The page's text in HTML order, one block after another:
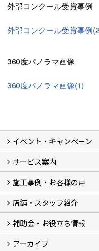
外部コンクール受賞事例
外部コンクール受賞事例
360度パノラマ画像
360度パノラマ画像(1)
イベント・キャンペーン
最新のイベント・キャン
過去のイベント・キャン
サービス案内
リフォームメニュー (17)
マンションリノベ
外壁塗装リフォーム
防音室リフォーム
近鉄不動産のドッグリフ
住まいの無料点検
リフォームの流れ
リフォーム成功のQ＆A
保証とアフターサービス
私たちが大切にしているこ
安心のリフォーム体制
施工担当者の想い
多種多様なニーズに応え
施工事例・お客様の声
施工事例集
ビフォーアフター集
お客様の声
店舗・スタッフ紹介
店舗 (12)
スタッフ
Googleクチコミ評価
近鉄のリフォーム NEWing
補助金・お役立ち情報
補助金・税制 (3)
コラム
ＳＮＳ
アーカイブ